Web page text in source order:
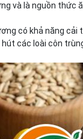
và là nguồn thức
có khả năng
các loài côn